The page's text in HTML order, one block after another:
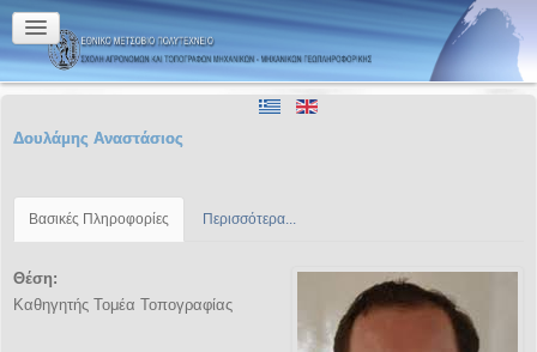
Δουλάμης Αναστάσιος
Βασικές Πληροφορίες Περισσότερα...
Θέση:
Καθηγητής Τομέα Τοπογραφίας